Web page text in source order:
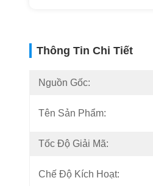
Thông Tin Chi Tiết
Nguồn Gốc:
Tên Sản Phẩm:
Tốc Độ Giải Mã:
Chế Độ Kích Hoạt: